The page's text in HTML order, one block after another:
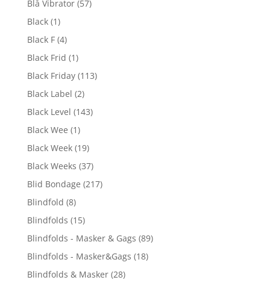
Blå Vibrator (57)
Black (1)
Black F (4)
Black Frid (1)
Black Friday (113)
Black Label (2)
Black Level (143)
Black Wee (1)
Black Week (19)
Black Weeks (37)
Blid Bondage (217)
Blindfold (8)
Blindfolds (15)
Blindfolds - Masker & Gags (89)
Blindfolds - Masker&Gags (18)
Blindfolds & Masker (28)